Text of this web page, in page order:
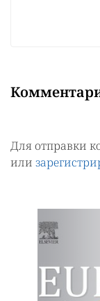
Для отправки
или